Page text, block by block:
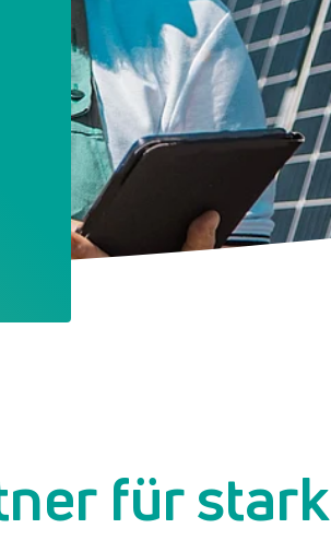
für